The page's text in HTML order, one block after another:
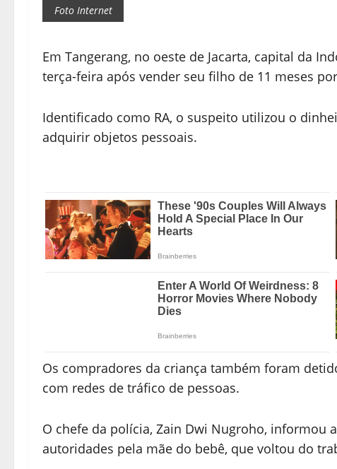
Foto Internet
Em Tangerang, no oeste de Jacarta, capital da
terça-feira após vender seu filho de 11 meses
Identificado como RA, o suspeito utilizou o
adquirir objetos pessoais.
Os compradores da criança também foram
com redes de tráfico de pessoas.
O chefe da polícia, Zain Dwi Nugroho, informou
autoridades pela mãe do bebê, que voltou do